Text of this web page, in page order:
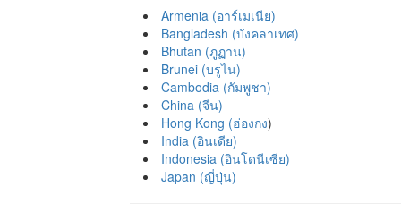
Armenia (อาร์เมเนีย)
Bangladesh (บังคลาเทศ)
Bhutan (ภูฏาน)
Brunei (บรูไน)
Cambodia (กัมพูชา)
China (จีน)
Hong Kong (ฮ่องกง)
India (อินเดีย)
Indonesia (อินโดนีเซีย)
Japan (ญี่ปุ่น)